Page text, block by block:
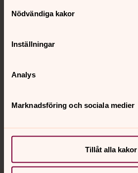
Nödvändiga kakor
Inställningar
Analys
Marknadsföring och sociala medier
Tillåt alla kakor
Kalender
Hitta snabbt